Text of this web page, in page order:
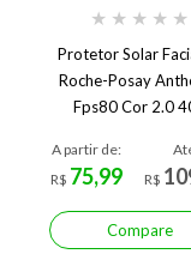
★ ★ ★ ★ ★
Protetor Solar
Roche-Posay
Fps80 Cor 2.0
A partir de:
R$ 75,99
R$
Compare